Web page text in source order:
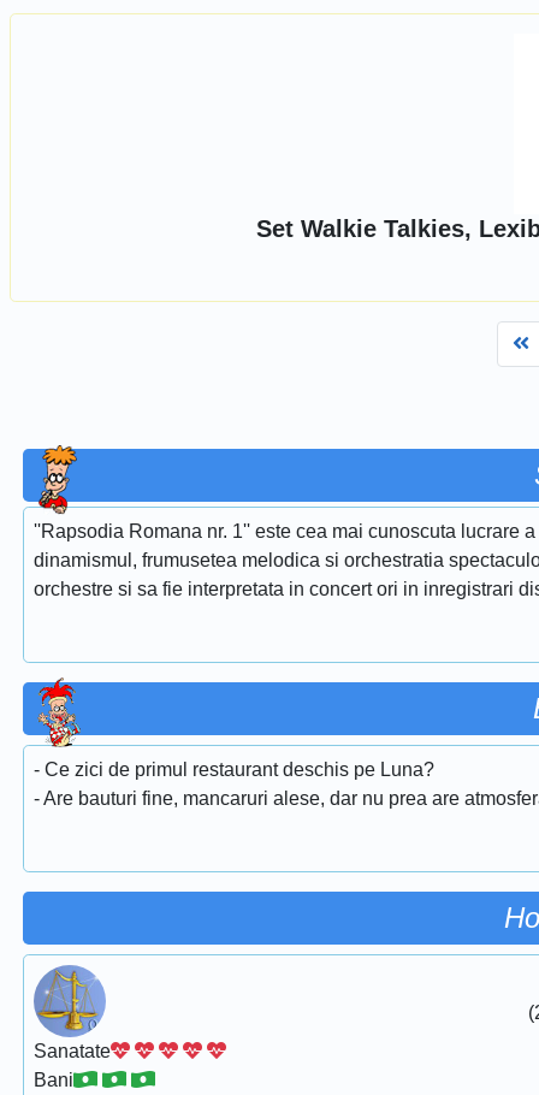
Set Walkie Talkies,
''Rapsodia Romana nr. 1'' este cea mai cunoscuta lucrare
dinamismul, frumusetea melodica si orchestratia
orchestre si sa fie interpretata in concert ori in inregistrari
- Ce zici de primul restaurant deschis pe Luna?
- Are bauturi fine, mancaruri alese, dar nu prea are
Sanatate
Bani